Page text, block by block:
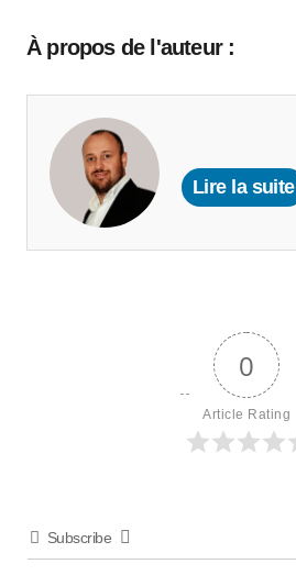
À propos de l'auteur :
Lire la suite
0
Article Rating
Subscribe